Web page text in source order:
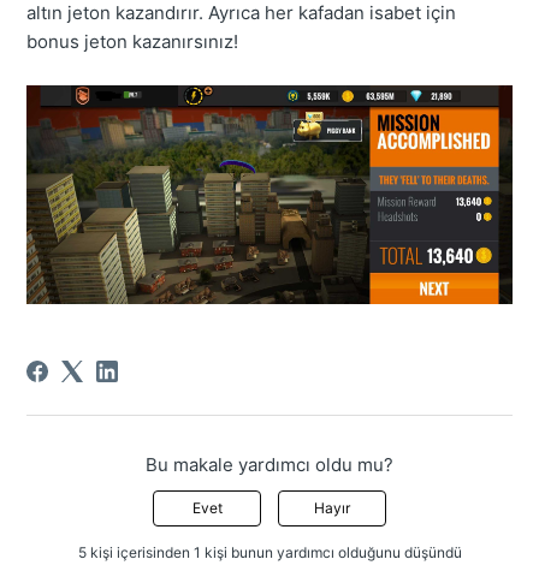
altın jeton kazandırır. Ayrıca her kafadan isabet için
bonus jeton kazanırsınız!
Bu makale yardımcı oldu mu?
Evet Hayır
5 kişi içerisinden 1 kişi bunun yardımcı olduğunu düşündü